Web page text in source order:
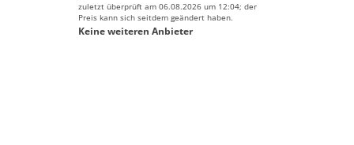
zuletzt überprüft am 06.08.2026 um 12:04; der
Preis kann sich seitdem geändert haben.
Keine weiteren Anbieter